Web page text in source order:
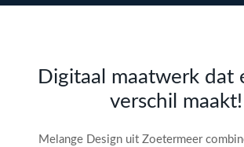
de SEO-
audit
Digitaal maatwerk dat
verschil maakt!
Melange Design uit Zoetermeer